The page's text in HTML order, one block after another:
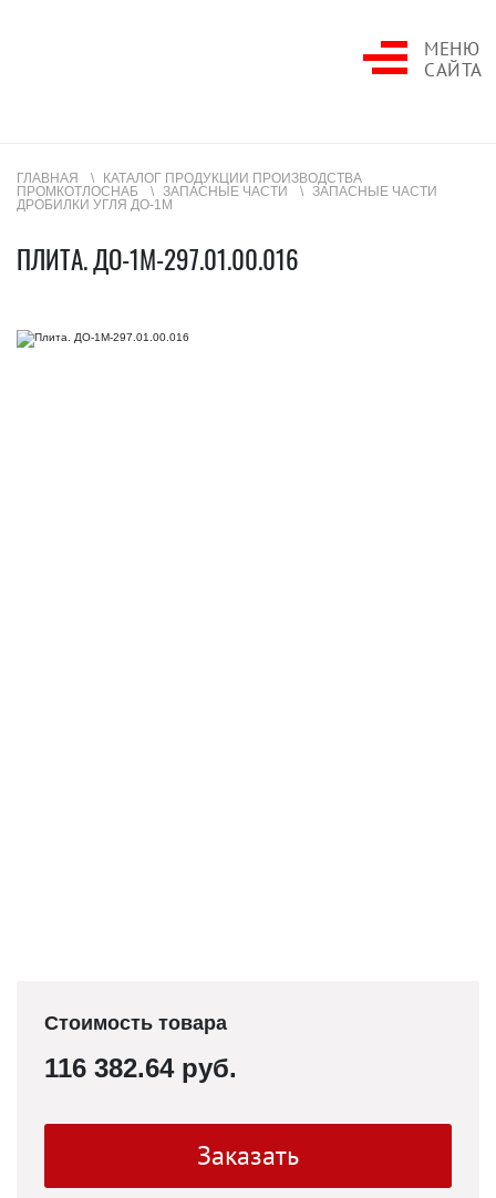
МЕНЮ
САЙТА
ГЛАВНАЯ
КАТАЛОГ ПРОДУКЦИИ ПРОИЗВОДСТВА
ПРОМКОТЛОСНАБ
ЗАПАСНЫЕ ЧАСТИ
ЗАПАСНЫЕ ЧАСТИ
ДРОБИЛКИ УГЛЯ ДО-1М
ПЛИТА. ДО-1М-297.01.00.016
Стоимость товара
116 382.64 руб.
Заказать